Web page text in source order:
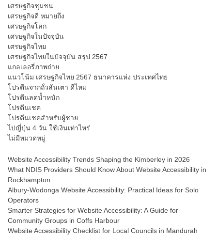
เศรษฐกิจชุมชน
เศรษฐกิจดี หมายถึง
เศรษฐกิจโลก
เศรษฐกิจในปัจจุบัน
เศรษฐกิจไทย
เศรษฐกิจไทยในปัจจุบัน สรุป 2567
แกลเลอรี่ภาพถ่าย
แนวโน้ม เศรษฐกิจไทย 2567 ธนาคารแห่ง ประเทศไทย
โปรตีนจากถั่วลันเตา ดีไหม
โปรตีนลดน้ำหนัก
โปรตีนเชค
โปรตีนเชคสำหรับผู้ชาย
ไปญี่ปุ่น 4 วัน ใช้เงินเท่าไหร่
ไม่มีหมวดหมู่
Website Accessibility Trends Shaping the Kimberley in 2026
What NDIS Providers Should Know About Website Accessibility in
Rockhampton
Albury-Wodonga Website Accessibility: Practical Ideas for Solo
Operators
Smarter Strategies for Website Accessibility: A Guide for
Community Groups in Coffs Harbour
Website Accessibility Checklist for Local Councils in Mandurah